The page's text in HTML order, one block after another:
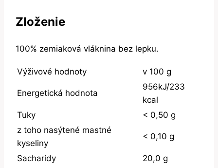
Zloženie
100% zemiaková vláknina bez lepku.
Výživové hodnoty v 100 g
Energetická hodnota
956kJ/233
kcal
Tuky
< 0,50 g
z toho nasýtené mastné
kyseliny
< 0,10 g
Sacharidy
20,0 g